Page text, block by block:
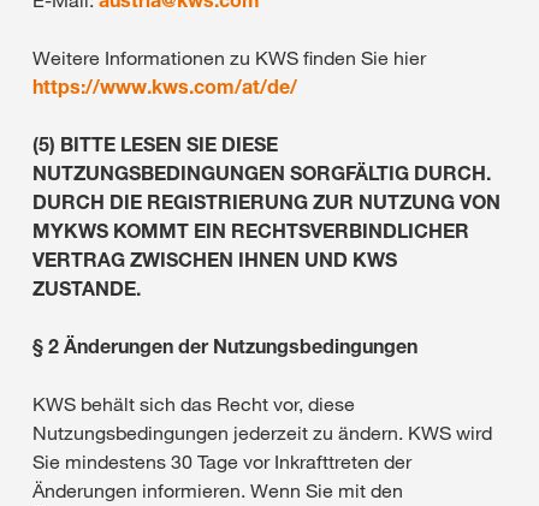
Weitere Informationen zu KWS finden Sie hier
https://www.kws.com/at/de/
(5) BITTE LESEN SIE DIESE
NUTZUNGSBEDINGUNGEN SORGFÄLTIG DURCH.
DURCH DIE REGISTRIERUNG ZUR NUTZUNG VON
MYKWS KOMMT EIN RECHTSVERBINDLICHER
VERTRAG ZWISCHEN IHNEN UND KWS
ZUSTANDE.
§ 2 Änderungen der Nutzungsbedingungen
KWS behält sich das Recht vor, diese
Nutzungsbedingungen jederzeit zu ändern. KWS wird
Sie mindestens 30 Tage vor Inkrafttreten der
Änderungen informieren. Wenn Sie mit den